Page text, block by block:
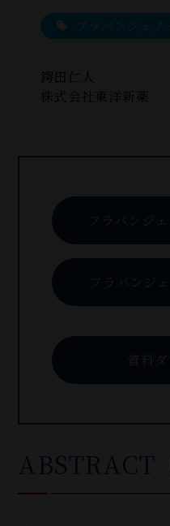
フラバンジェノ
鍔田仁人
株式会社東洋新薬
フラバンジ
フラバンジ
資料
ABSTRACT